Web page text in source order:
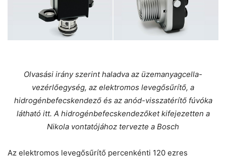
Olvasási irány szerint haladva az üzemanyagcella-
vezérlőegység, az elektromos levegősűrítő, a
hidrogénbefecskendező és az anód-visszatérítő fúvóka
látható itt. A hidrogénbefecskendezőket kifejezetten a
Nikola vontatójához tervezte a Bosch
Az elektromos levegősűrítő percenkénti 120 ezres